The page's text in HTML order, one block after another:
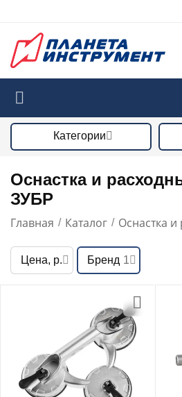
Категории
Оснастка и
ЗУБР
Главная / Каталог / Оснастка
Цена, р. Бренд 1